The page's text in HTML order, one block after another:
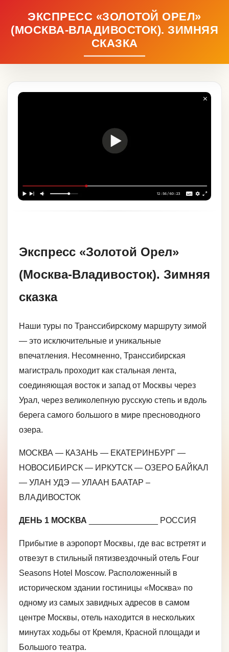
ЭКСПРЕСС «ЗОЛОТОЙ ОРЕЛ»
(МОСКВА-ВЛАДИВОСТОК). ЗИМНЯЯ
СКАЗКА
Экспресс «Золотой Орел»
(Москва-Владивосток). Зимняя
сказка
Наши туры по Транссибирскому маршруту зимой
— это исключительные и уникальные
впечатления. Несомненно, Транссибирская
магистраль проходит как стальная лента,
соединяющая восток и запад от Москвы через
Урал, через великолепную русскую степь и вдоль
берега самого большого в мире пресноводного
озера.
МОСКВА — КАЗАНЬ — ЕКАТЕРИНБУРГ —
НОВОСИБИРСК — ИРКУТСК — ОЗЕРО БАЙКАЛ
— УЛАН УДЭ — УЛААН БААТАР –
ВЛАДИВОСТОК
ДЕНЬ 1 МОСКВА _______________ РОССИЯ
Прибытие в аэропорт Москвы, где вас встретят и
отвезут в стильный пятизвездочный отель Four
Seasons Hotel Moscow. Расположенный в
историческом здании гостиницы «Москва» по
одному из самых завидных адресов в самом
центре Москвы, отель находится в нескольких
минутах ходьбы от Кремля, Красной площади и
Большого театра.